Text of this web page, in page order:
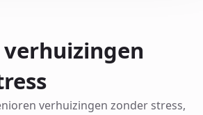
verhuizingen
verhuizingen zonder stress,